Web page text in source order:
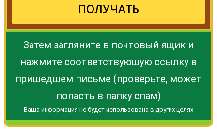
ПОЛУЧАТЬ
Затем загляните в почтовый ящик и
нажмите соответствующую ссылку в
пришедшем письме (проверьте, может
попасть в папку спам)
Ваша информация не будет использована в других целях